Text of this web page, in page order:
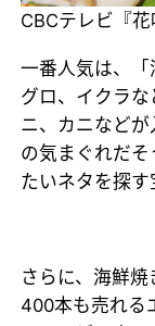
CBCテレビ『花
一番人気は、
グロ、イクラ
ニ、カニなど
の気まぐれだ
たいネタを探す
さらに、海鮮
400本も売れる